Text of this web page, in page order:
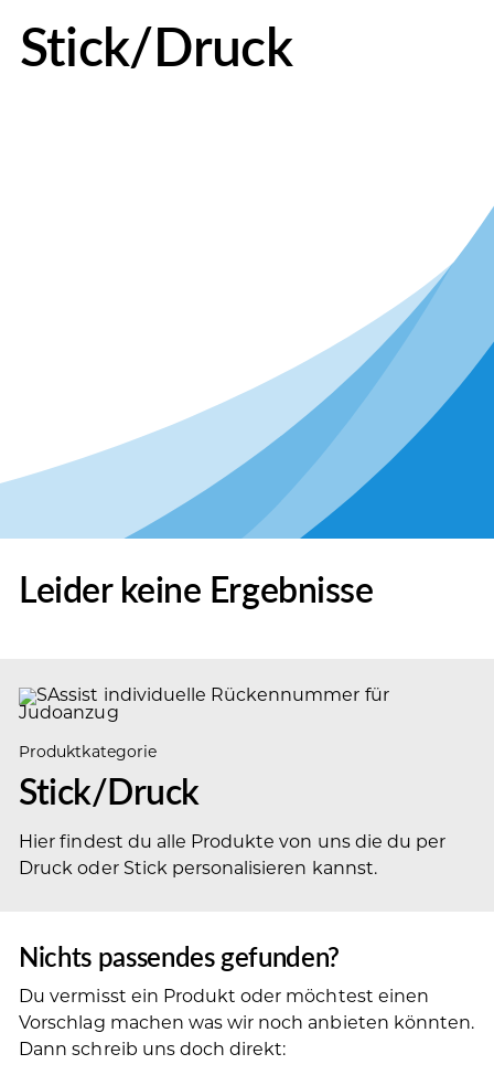
Stick/Druck
Leider keine Ergebnisse
Produktkategorie
Stick/Druck
Hier findest du alle Produkte von uns die du per
Druck oder Stick personalisieren kannst.
Nichts passendes gefunden?
Du vermisst ein Produkt oder möchtest einen
Vorschlag machen was wir noch anbieten könnten.
Dann schreib uns doch direkt: